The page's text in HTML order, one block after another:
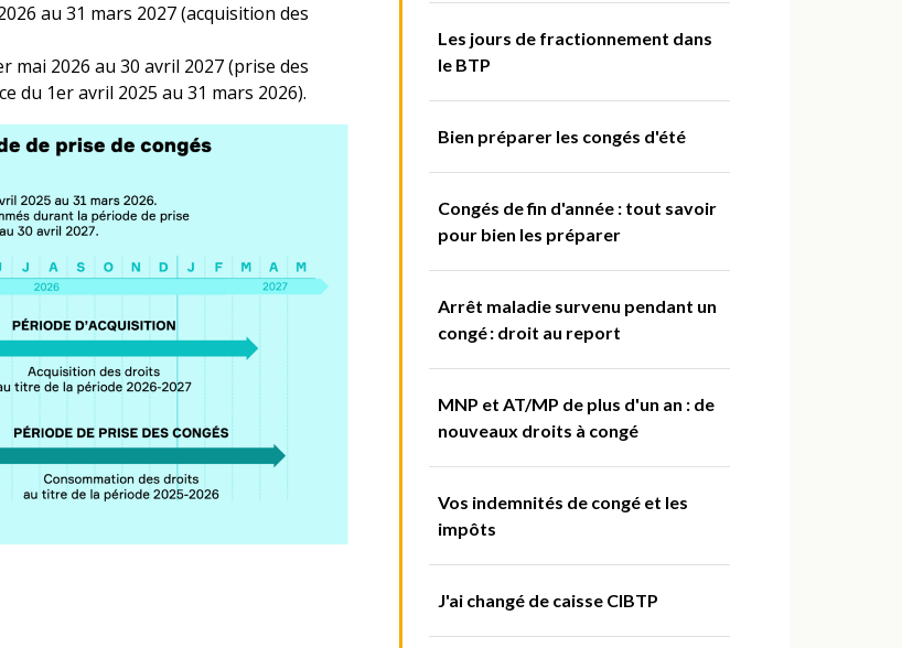
au 31 mars 2027 (acquisition des
mai 2026 au 30 avril 2027 (prise des
du 1er avril 2025 au 31 mars 2026).
Les jours de fractionnement dans
le BTP
Bien préparer les congés d'été
Congés de fin d'année : tout savoir
pour bien les préparer
Arrêt maladie survenu pendant un
congé : droit au report
MNP et AT/MP de plus d'un an : de
nouveaux droits à congé
Vos indemnités de congé et les
impôts
J'ai changé de caisse CIBTP